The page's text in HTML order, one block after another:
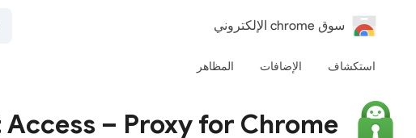
‏سوق chrome الإلكتروني
استكشاف الإضافات المظاهر
– Proxy for Chrome